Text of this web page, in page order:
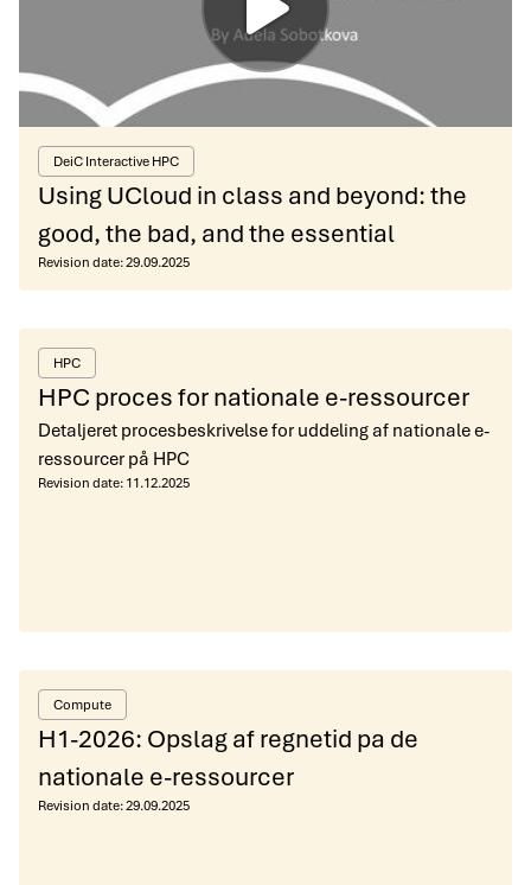
DeiC Interactive HPC
Using UCloud in class and beyond: the
good, the bad, and the essential
Revision date:29.09.2025
HPC
HPC proces for nationale e-ressourcer
Detaljeret procesbeskrivelse for uddeling af nationale e-
ressourcer på HPC
Revision date: 11.12.2025
Compute
H1-2026: Opslag af regnetid pa de
nationale e-ressourcer
Revision date:29.09.2025